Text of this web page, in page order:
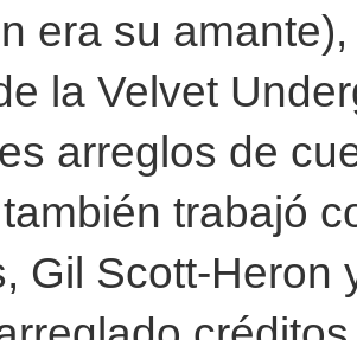
era su
la Velvet
arreglos de
trabajó
Gil Scott-Heron